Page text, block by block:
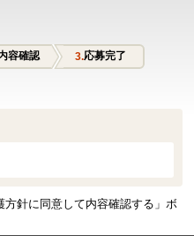
容確認 応募完了
針に同意して内容確認する」ボ